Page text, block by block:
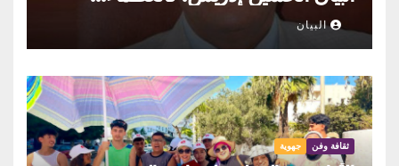
عاش شامخا ورحل واقفا
البيان
ثقافة وفن جهوية